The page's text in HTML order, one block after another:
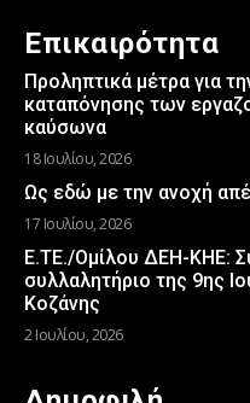
Επικαιρότητα
Προληπτικά μέτρα για
καταπόνησης των
καύσωνα
18 Ιουλίου, 2026
Ως εδώ με την ανοχή
17 Ιουλίου, 2026
Ε.ΤΕ./Ομίλου ΔΕΗ-ΚΗΕ:
συλλαλητήριο της 9ης
Κοζάνης
2 Ιουλίου, 2026